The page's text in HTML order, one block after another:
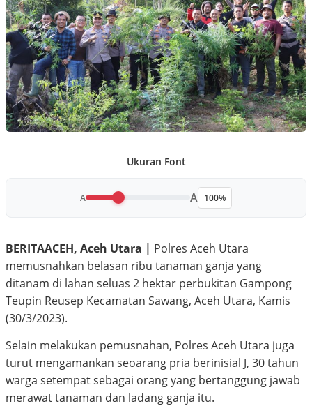
Ukuran Font
A A 100%
BERITAACEH, Aceh Utara | Polres Aceh Utara
memusnahkan belasan ribu tanaman ganja yang
ditanam di lahan seluas 2 hektar perbukitan Gampong
Teupin Reusep Kecamatan Sawang, Aceh Utara, Kamis
(30/3/2023).
Selain melakukan pemusnahan, Polres Aceh Utara juga
turut mengamankan seoarang pria berinisial J, 30 tahun
warga setempat sebagai orang yang bertanggung jawab
merawat tanaman dan ladang ganja itu.